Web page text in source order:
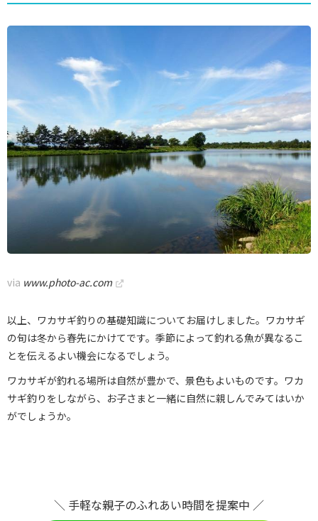
via www.photo-ac.com
以上、ワカサギ釣りの基礎知識についてお届けしました。ワカサギ
の旬は冬から春先にかけてです。季節によって釣れる魚が異なるこ
とを伝えるよい機会になるでしょう。
ワカサギが釣れる場所は自然が豊かで、景色もよいものです。ワカ
サギ釣りをしながら、お子さまと一緒に自然に親しんでみてはいか
がでしょうか。
＼ 手軽な親子のふれあい時間を提案中 ／